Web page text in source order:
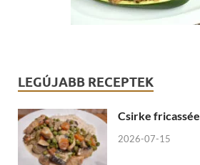
LEGÚJABB RECEPTEK
Csirke fricassée
2026-07-15